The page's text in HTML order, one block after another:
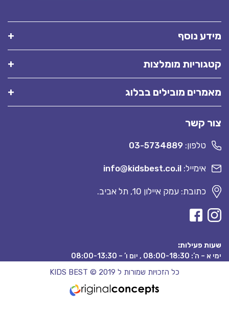
מידע נוסף
קטגוריות מומלצות
מאמרים מובילים בבלוג
צור קשר
טלפון: 03-5734889
אימייל: info@kidsbest.co.il
כתובת: עמק איילון 10, תל אביב.
שעות פעילות:
ימי א – ה’: 08:00-18:30 , יום ו’ – 08:00-13:30
כל הזכויות שמורות ל KIDS BEST © 2019